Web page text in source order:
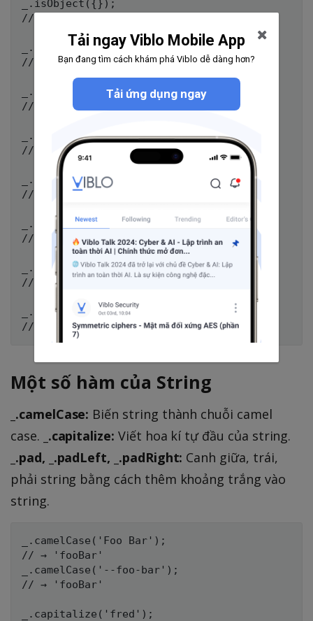
_.isObject({});
// ➜ true
_.isObject([1, 2, 3]);
// ➜ true
_.isObject(_.noop);
// ➜ true
_.isObject(null);
// ➜ false
_.isUndefined(void 0);
// ➜ true
_.isUndefined(null);
// ➜ false
_.isDate(new Date);
// ➜ true
_.isDate('Mon April 23 2012');
Một số hàm của String
_.camelCase: Biến string thành chuỗi camel
case. _.capitalize: Viết hoa kí tự đầu của string.
_.pad, _.padLeft, _.padRight: Canh giữa, trái,
phải string bằng cách thêm khoảng trắng vào
string.
_.camelCase('Foo Bar');
// → 'fooBar'
_.camelCase('--foo-bar');
// → 'fooBar'
_.capitalize('fred');
Tải ngay Viblo Mobile App
Bạn đang tìm cách khám phá Viblo dễ dàng hơn?
Tải ứng dụng ngay